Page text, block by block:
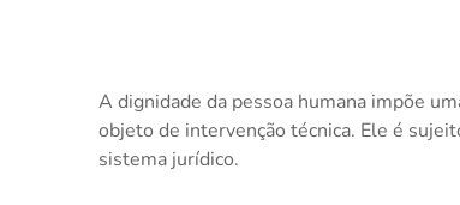
A dignidade da pessoa humana impõe
objeto de intervenção técnica. Ele é
sistema jurídico.